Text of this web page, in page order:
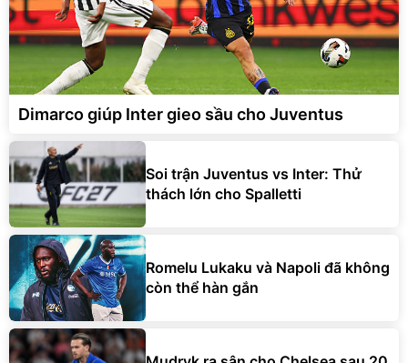
Dimarco giúp Inter gieo sầu cho Juventus
Soi trận Juventus vs Inter: Thử
thách lớn cho Spalletti
Romelu Lukaku và Napoli đã không
còn thể hàn gắn